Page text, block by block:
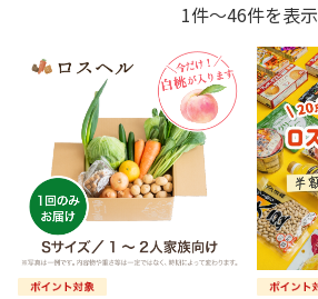
1件～46件を表示